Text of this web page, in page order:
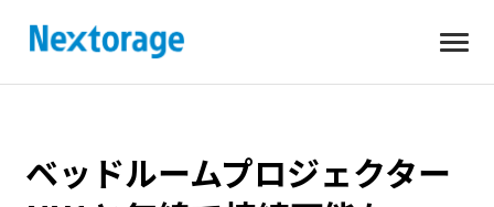
く
ベッドルームプロジェクター